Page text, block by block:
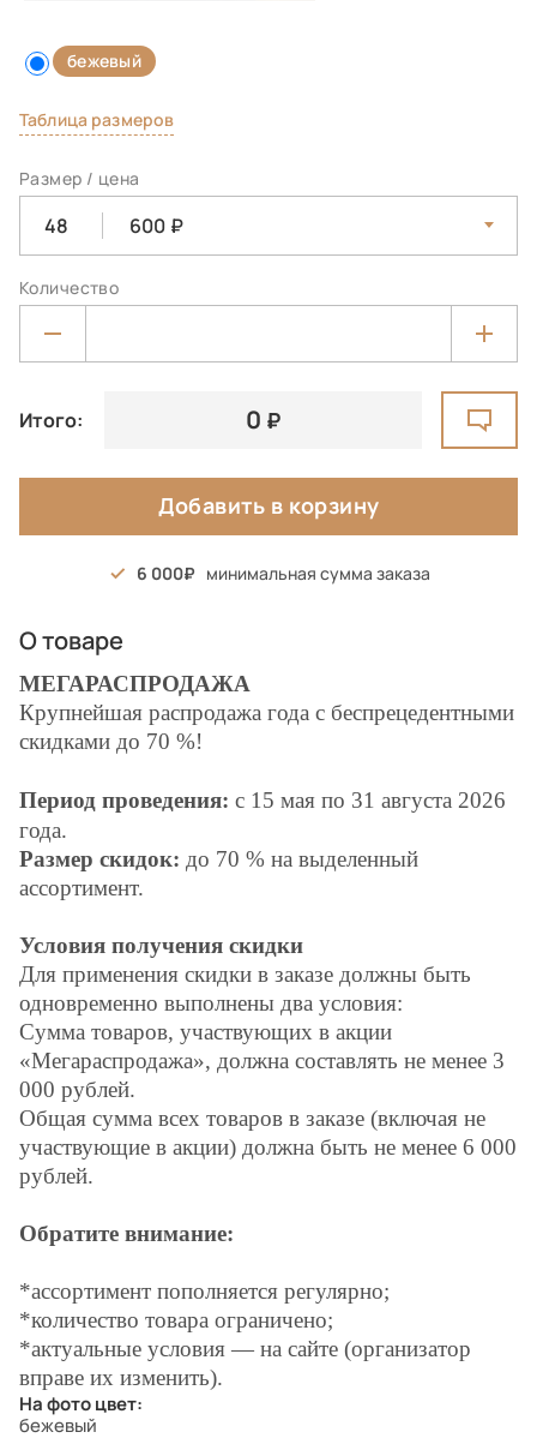
бежевый
Таблица размеров
Размер / цена
48 600
Количество
Итого: 0
Добавить в корзину
6 000 минимальная сумма заказа
О товаре
МЕГАРАСПРОДАЖА
Крупнейшая распродажа года с беспрецедентными
скидками до 70 %!
Период проведения: с 15 мая по 31 августа 2026
года.
Размер скидок: до 70 % на выделенный
ассортимент.
Условия получения скидки
Для применения скидки в заказе должны быть
одновременно выполнены два условия:
Сумма товаров, участвующих в акции
«Мегараспродажа», должна составлять не менее 3
000 рублей.
Общая сумма всех товаров в заказе (включая не
участвующие в акции) должна быть не менее 6 000
рублей.
Обратите внимание:
*ассортимент пополняется регулярно;
*количество товара ограничено;
*актуальные условия — на сайте (организатор
вправе их изменить).
На фото цвет:
бежевый